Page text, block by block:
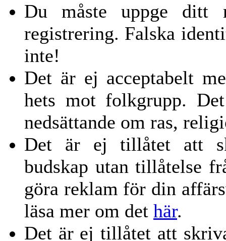
Du måste uppge ditt
registrering. Falska
inte!
Det är ej acceptabelt
hets mot folkgrupp.
nedsättande om ras,
Det är ej tillåtet att
budskap utan tillåtelse
göra reklam för din
läsa mer om det här.
Det är ej tillåtet att